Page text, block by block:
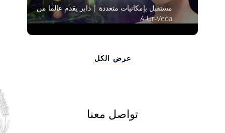
مستقبل بإمكانيات متعددة | دابر يقدم عالما من
A-Ur-Veda
عرض الكل
تواصل معنا